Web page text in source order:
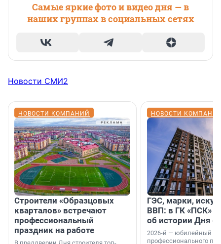
Самые яркие фото и видео дня — в
наших группах в социальных сетях
Новости СМИ2
НОВОСТИ КОМПАНИЙ
Строители «Образцовых
кварталов» встречают
профессиональный
праздник на работе
НОВОСТИ
ГЭС, марки,
ВВП: в ГК «ПСК»
об истории Дня
2026-й — юбилейный
профессионального